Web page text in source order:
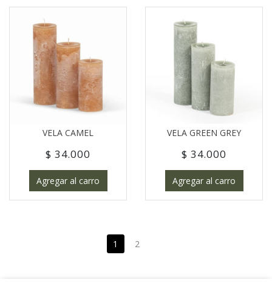
VELA CAMEL
$ 34.000
Agregar al carro
VELA GREEN GREY
$ 34.000
Agregar al carro
1 2